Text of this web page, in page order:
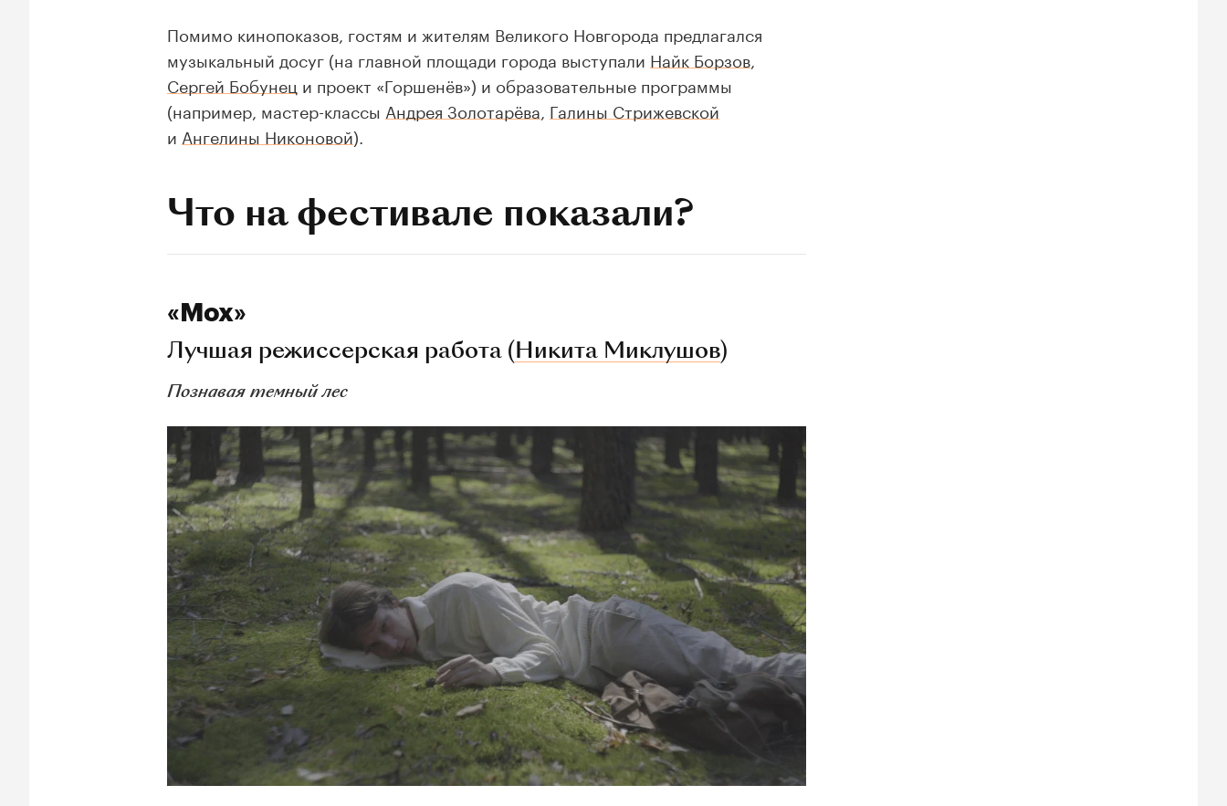
Помимо кинопоказов, гостям и жителям Великого Новгорода предлагался
музыкальный досуг (на главной площади города выступали Найк Борзов
Сергей Бобунец и проект «Горшенёв») и образовательные программы
(например, мастер-классы Андрея Золотарёва Галины Стрижевской
и Ангелины Никоновой).
Что на фестивале показали?
«Мох»
Лучшая режиссерская работа (Никита Миклушов)
Познавая темный лес